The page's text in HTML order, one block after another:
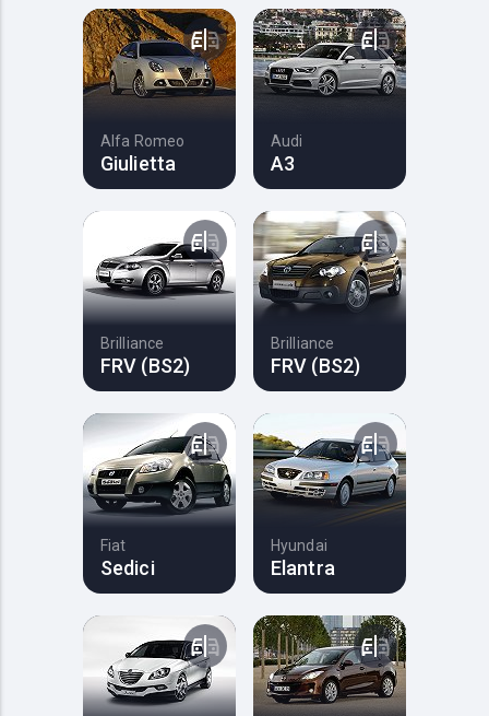
Alfa Romeo
Giulietta
Audi
A3
Brilliance
FRV (BS2)
Brilliance
FRV (BS2)
Fiat
Sedici
Hyundai
Elantra